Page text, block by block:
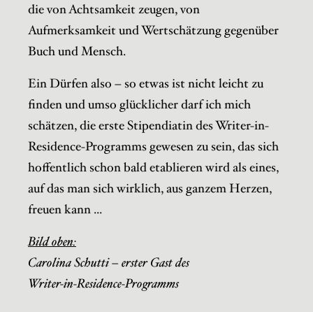
die von Achtsamkeit zeugen, von
Aufmerksamkeit und Wertschätzung gegenüber
Buch und Mensch.
Ein Dürfen also – so etwas ist nicht leicht zu
finden und umso glücklicher darf ich mich
schätzen, die erste Stipendiatin des Writer-in-
Residence-Programms gewesen zu sein, das sich
hoffentlich schon bald etablieren wird als eines,
auf das man sich wirklich, aus ganzem Herzen,
freuen kann ...
Bild oben:
Carolina Schutti – erster Gast des
Writer-in-Residence-Programms